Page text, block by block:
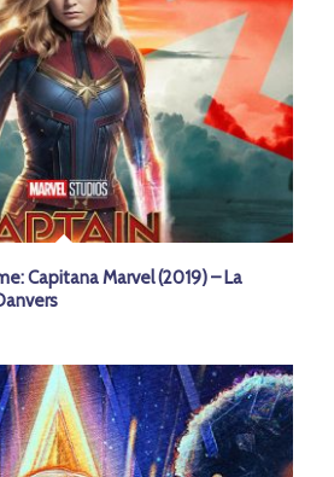
Capitana Marvel (2019) – La